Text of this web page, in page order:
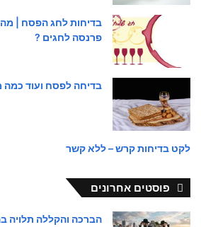
בדיחות לחג הפסח |
פרנסה לחגים ?
בדיחה לפסח ועוד כמה
לקט בדיחות קרש – ללא קשר
פוסטים אחרונים
הברכה והקללה תלויה